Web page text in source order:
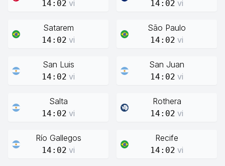
14:02 vi 14:02 vi
Satarem
14:02 vi
São Paulo
14:02 vi
San Luis
14:02 vi
San Juan
14:02 vi
Salta
14:02 vi
Rothera
14:02 vi
Río Gallegos
14:02 vi
Recife
14:02 vi